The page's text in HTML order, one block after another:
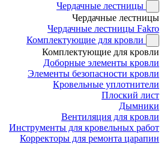
Чердачные лестницы
Чердачные лестницы
Чердачные лестницы Fakro
Комплектующие для кровли
Комплектующие для кровли
Доборные элементы кровли
Элементы безопасности кровли
Кровельные уплотнители
Плоский лист
Дымники
Вентиляция для кровли
Инструменты для кровельных работ
Корректоры для ремонта царапин